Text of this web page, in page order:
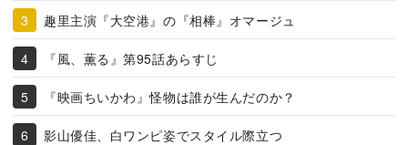
趣里主演『大空港』の『相棒』オマージュ
『風、薫る』第95話あらすじ
『映画ちいかわ』怪物は誰が生んだのか？
影山優佳、白ワンピ姿でスタイル際立つ